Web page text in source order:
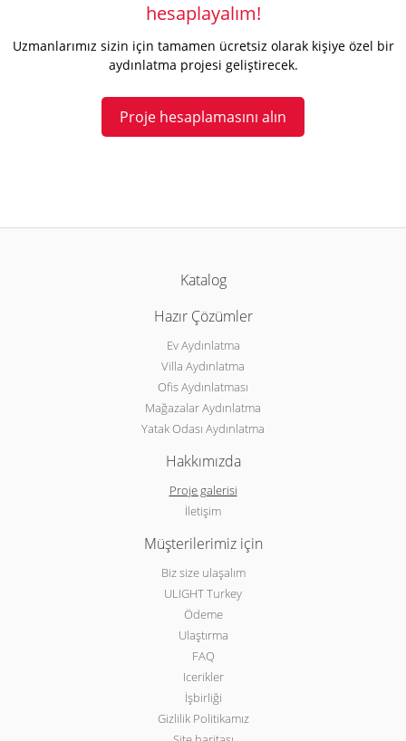
hesaplayalım!
Uzmanlarımız sizin için tamamen ücretsiz olarak kişiye özel bir
aydınlatma projesi geliştirecek.
Proje hesaplamasını alın
Katalog
Hazır Çözümler
Ev Aydınlatma
Villa Aydınlatma
Ofis Aydınlatması
Mağazalar Aydınlatma
Yatak Odası Aydınlatma
Hakkımızda
Proje galerisi
İletişim
Müşterilerimiz için
Biz size ulaşalım
ULIGHT Turkey
Ödeme
Ulaştırma
FAQ
Icerikler
İşbirliği
Gizlilik Politikamız